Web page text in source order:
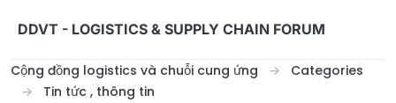
DDVT - LOGISTICS & SUPPLY CHAIN FORUM
Cộng đồng logistics và chuỗi cung ứng
Categories
Tin tức , thông tin